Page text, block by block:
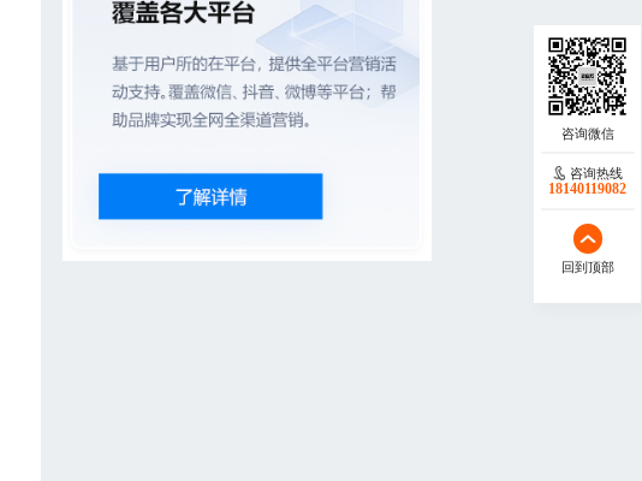
咨询热线
18140119082
回到顶部